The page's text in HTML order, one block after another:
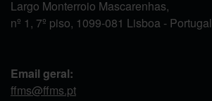
Largo Monterroio Mascarenhas,
nº 1, 7º piso, 1099-081 Lisboa - Portugal
Email geral:
ffms@ffms.pt